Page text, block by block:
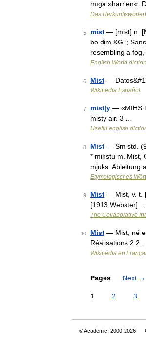
mīga »harnen«.
Das
5 mist — [mist] n.
be dim &GT;
resembling a
English World
6 Mist —
Wikipedia Español
7 mist|y — «MIHS
misty air. 3 …
Useful english
8 Mist — Sm std.
* mihstu m. Mist,
mjuks. Ableitung
Etymologisches
9 Mist — Mist, v. t.
[1913 Webster] …
The Collaborative
10 Mist — Mist, né
Réalisations 2.2 …
Wikipédia en
Pages Next →
1 2 3
© Academic, 2000-2026